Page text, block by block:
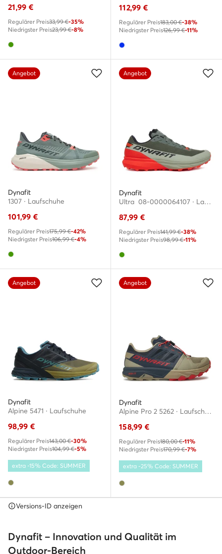
21,99 €
Regulärer Preis33,99 €-35%
Niedrigster Preis23,99 €-8%
112,99 €
Regulärer Preis183,00 €-38%
Niedrigster Preis126,99 €-11%
Angebot
Dynafit
1307 · Laufschuhe
101,99 €
Regulärer Preis175,99 €-42%
Niedrigster Preis106,99 €-4%
Angebot
Dynafit
Ultra 08-0000064107 · Laufschuhe
87,99 €
Regulärer Preis141,99 €-38%
Niedrigster Preis98,99 €-11%
Angebot
Dynafit
Alpine 5471 · Laufschuhe
98,99 €
Regulärer Preis143,00 €-30%
Niedrigster Preis104,99 €-5%
extra -15% Code: SUMMER
Angebot
Dynafit
Alpine Pro 2 5262 · Laufschuhe
158,99 €
Regulärer Preis180,00 €-11%
Niedrigster Preis170,99 €-7%
extra -25% Code: SUMMER
Versions-ID anzeigen
Dynafit – Innovation und Qualität im
Outdoor-Bereich